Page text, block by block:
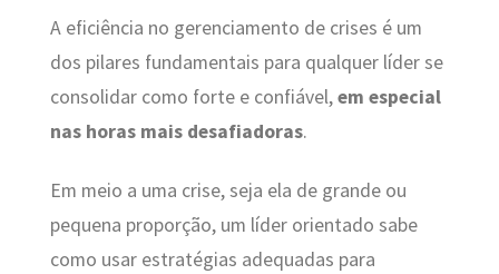
A eficiência no gerenciamento de crises é um
dos pilares fundamentais para qualquer líder se
consolidar como forte e confiável,em especial
nas horas mais desafiadoras.
Em meio a uma crise, seja ela de grande ou
pequena proporção, um líder orientado sabe
como usar estratégias adequadas para